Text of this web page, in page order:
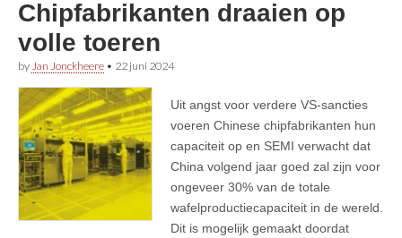
Chipfabrikanten draaien op
volle toeren
by Jan Jonckheere • 22 juni 2024
Uit angst voor verdere VS-sancties
voeren Chinese chipfabrikanten hun
capaciteit op en SEMI verwacht dat
China volgend jaar goed zal zijn voor
ongeveer 30% van de totale
wafelproductiecapaciteit in de wereld.
Dit is mogelijk gemaakt doordat